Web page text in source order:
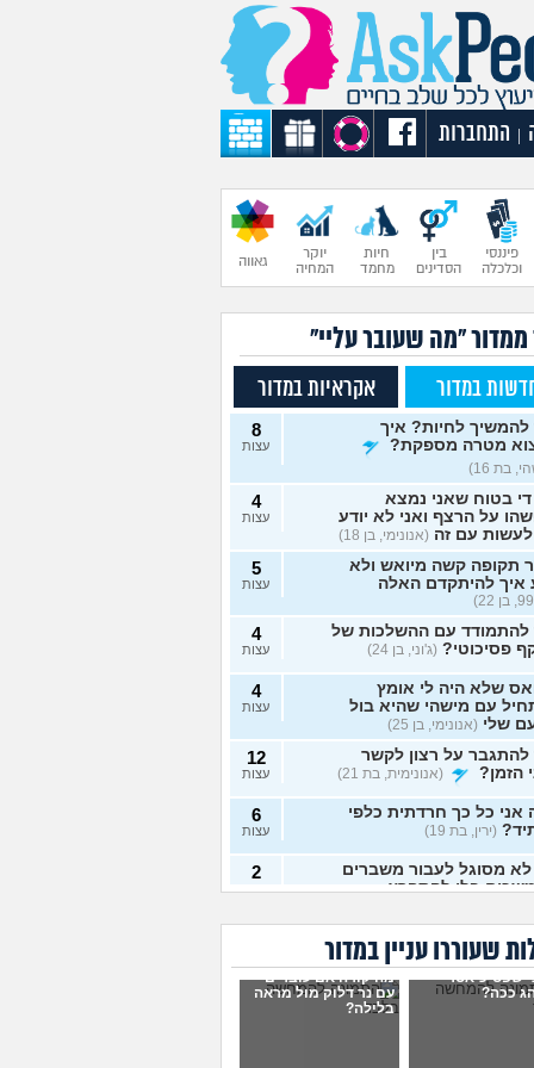
התחברות
פיננסי
וכלכלה
בין
הסדינים
חיות
מחמד
יוקר
המחיה
גאווה
ממדור "מה שעובר עליי"
במדור אקראיות במדור
להמשיך לחיות? איך
מטרה מספקת?
בת 16)
8
עצות
די בטוח שאני נמצא
על הרצף ואני לא יודע
עם זה (אנונימי, בן 18)
4
עצות
תקופה קשה מיואש ולא
איך להיתקדם האלה
5
עצות
להתמודד עם ההשלכות של
פסיכוטי? (ג'וני, בן 24)
4
עצות
שלא היה לי אומץ
עם מישהי שהיא בול
שלי (אנונימי, בן 25)
4
עצות
להתגבר על רצון לקשר
הזמן?
(אנונימית, בת 21)
12
עצות
אני כל כך חרדתית כלפי
(ירין, בת 19)
6
עצות
לא מסוגל לעבור משברים
בלי להתפרץ
2
חסר רגשות באופן מדאיג
(אנונימית, בת 33)
תקוע בחיים, איך
2
שעוררו עניין במדור
שפסיכיאטר
ככה?
מה קורה אם עוברים
עם נר דלוק מול מראה
בלילה?